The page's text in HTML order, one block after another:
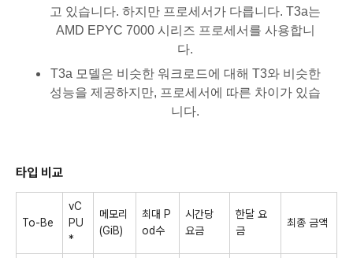
고 있습니다. 하지만 프로세서가 다릅니다. T3a는
AMD EPYC 7000 시리즈 프로세서를 사용합니
다.
T3a 모델은 비슷한 워크로드에 대해 T3와 비슷한
성능을 제공하지만, 프로세서에 따른 차이가 있습
니다.
타입 비교
To-Be
vC
PU
*
메모리
(GiB)
최대 P
od수
시간당
요금
한달 요
금
최종 금액